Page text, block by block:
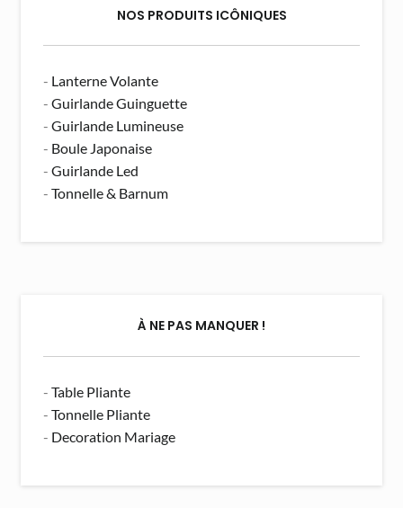
NOS PRODUITS ICÔNIQUES
- Lanterne Volante
-Guirlande Guinguette
-Guirlande Lumineuse
- Boule Japonaise
-Guirlande Led
-Tonnelle & Barnum
À NE PAS MANQUER !
-Table Pliante
-Tonnelle Pliante
- Decoration Mariage